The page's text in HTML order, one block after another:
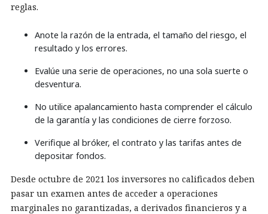
reglas.
Anote la razón de la entrada, el tamaño del riesgo, el
resultado y los errores.
Evalúe una serie de operaciones, no una sola suerte o
desventura.
No utilice apalancamiento hasta comprender el cálculo
de la garantía y las condiciones de cierre forzoso.
Verifique al bróker, el contrato y las tarifas antes de
depositar fondos.
Desde octubre de 2021 los inversores no calificados deben
pasar un examen antes de acceder a operaciones
marginales no garantizadas, a derivados financieros y a